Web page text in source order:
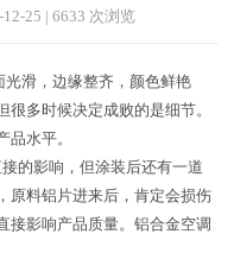
25 | 6633 次浏览
滑，边缘整齐，颜色鲜艳
多时候决定成败的是细节。
品水平。
的影响，但涂装后还有一道
原料铝片进来后，肯定会损伤
接影响产品质量。铝合金空调